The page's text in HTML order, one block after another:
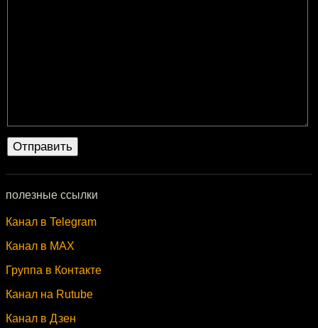
полезные ссылки
Канал в Telegram
Канал в MAX
Группа в Контакте
Канал на Rutube
Канал в Дзен